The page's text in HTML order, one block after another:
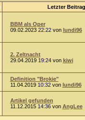
Letzter Beitrag
BBM als Oper
09.02.2023 22:22von lundi96
2. Zeltnacht
29.04.2019 19:24von kiwi
Definition "Brokie"
11.04.2019 10:32von lundi96
Artikel gefunden
11.12.2015 14:36von AngLee